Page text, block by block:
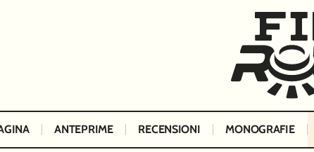
ANTEPRIME RECENSIONI MONOGRAFIE